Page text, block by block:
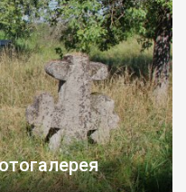
ціла колекція
відносно невелике, […]